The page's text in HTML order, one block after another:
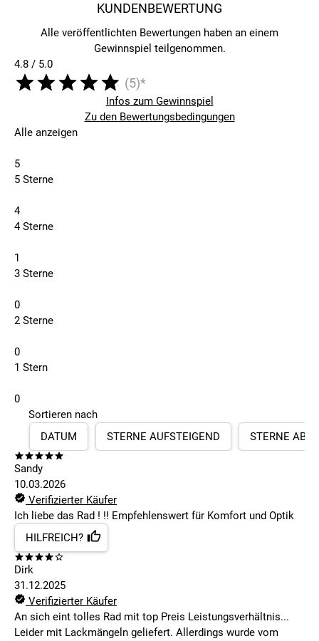
KUNDENBEWERTUNG
Alle veröffentlichten Bewertungen haben an einem
Gewinnspiel teilgenommen.
4.8 / 5.0
(5)*
Infos zum Gewinnspiel
Zu den Bewertungsbedingungen
Alle anzeigen
5
5 Sterne
4
4 Sterne
1
3 Sterne
0
2 Sterne
0
1 Stern
0
Sortieren nach
DATUM
STERNE AUFSTEIGEND STERNE
Sandy
10.03.2026
Verifizierter Käufer
Ich liebe das Rad ! !! Empfehlenswert für Komfort und Optik
HILFREICH?
Dirk
31.12.2025
Verifizierter Käufer
An sich eint tolles Rad mit top Preis Leistungsverhältnis...
Leider mit Lackmängeln geliefert. Allerdings wurde vom